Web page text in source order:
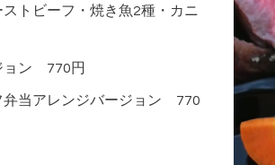
トビーフ・焼き魚2種・カニ
ョン 770円
弁当アレンジバージョン 770